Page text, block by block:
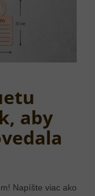
aby
Napíšte viac ako